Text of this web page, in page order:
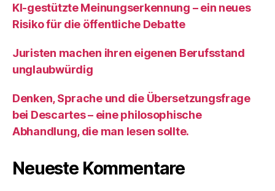
KI‑gestützte Meinungserkennung – ein neues
Risiko für die öffentliche Debatte
Juristen machen ihren eigenen Berufsstand
unglaubwürdig
Denken, Sprache und die Übersetzungsfrage
bei Descartes – eine philosophische
Abhandlung, die man lesen sollte.
Neueste Kommentare